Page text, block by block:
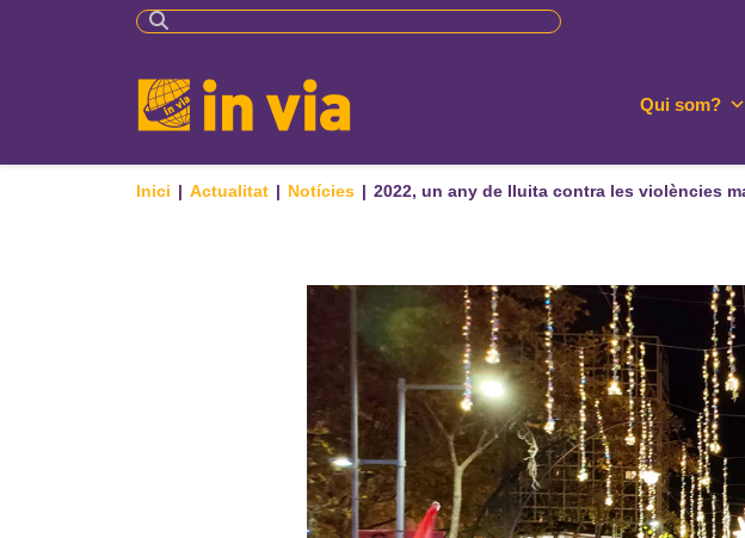
Qui som?
Inici | Actualitat | Notícies | 2022, un any de lluita contra les violències